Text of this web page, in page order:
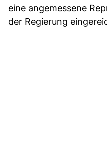
eine angemessene
der Regierung